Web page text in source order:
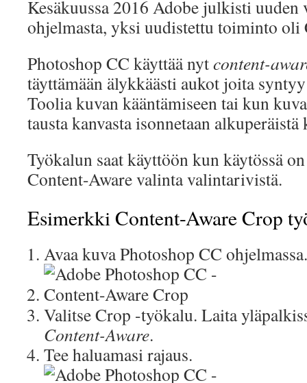
Kesäkuussa 2016 Adobe julkisti uuden
ohjelmasta, yksi uudistettu toiminto oli
Photoshop CC käyttää nytcontent-
täyttämään älykkäästi aukot joita
Toolia kuvan kääntämiseen tai kun
tausta kanvasta isonnetaan
Työkalun saat käyttöön kun käytössä
Content-Awarevalinta valintarivistä.
Esimerkki Content-Aware Crop
Avaa kuva Photoshop CC ohjelmassa.
Valitse Crop -työkalu. Laita
Content-Aware.
Tee haluamasi rajaus.